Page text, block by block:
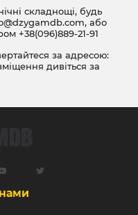
складнощі, будь
, або
+38(096)889-21-91
за адресою:
дивіться за